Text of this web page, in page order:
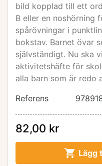
bild kopplad till ett
B eller en noshörning
spårövningar i
bokstav. Barnet övar
självständigt. Nu ska
aktivitetshäfte för
alla barn som är redo
Referens
82,00 kr
 Lägg